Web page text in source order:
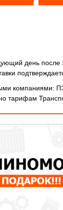
день после
компаниями:
тарифам